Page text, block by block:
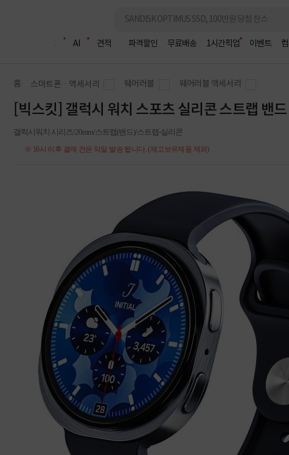
AI 견적 파격할인 무료배송 1시간픽업 이벤트
홈 스마트폰ㆍ액세서리 웨어러블 웨어러블 액세서리
[빅스킷] 갤럭시 워치 스포츠 실리콘 스트랩 밴
갤럭시워치 시리즈/20mm/스트랩(밴드)/스트랩-실리콘
※ 16시 이후 결제 건은 익일 발송 됩니다. (재고보유제품 제외)